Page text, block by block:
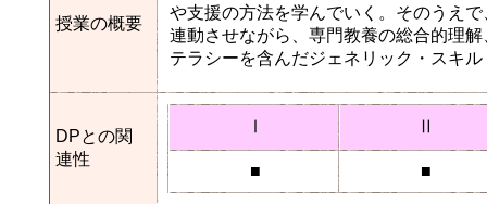
授業の概要
や支援の方法を学んでいく。そのうえ
連動させながら、専門教養の総合的理
テラシーを含んだジェネリック・スキ
DPとの関
連性
Ⅰ Ⅱ
■ ■